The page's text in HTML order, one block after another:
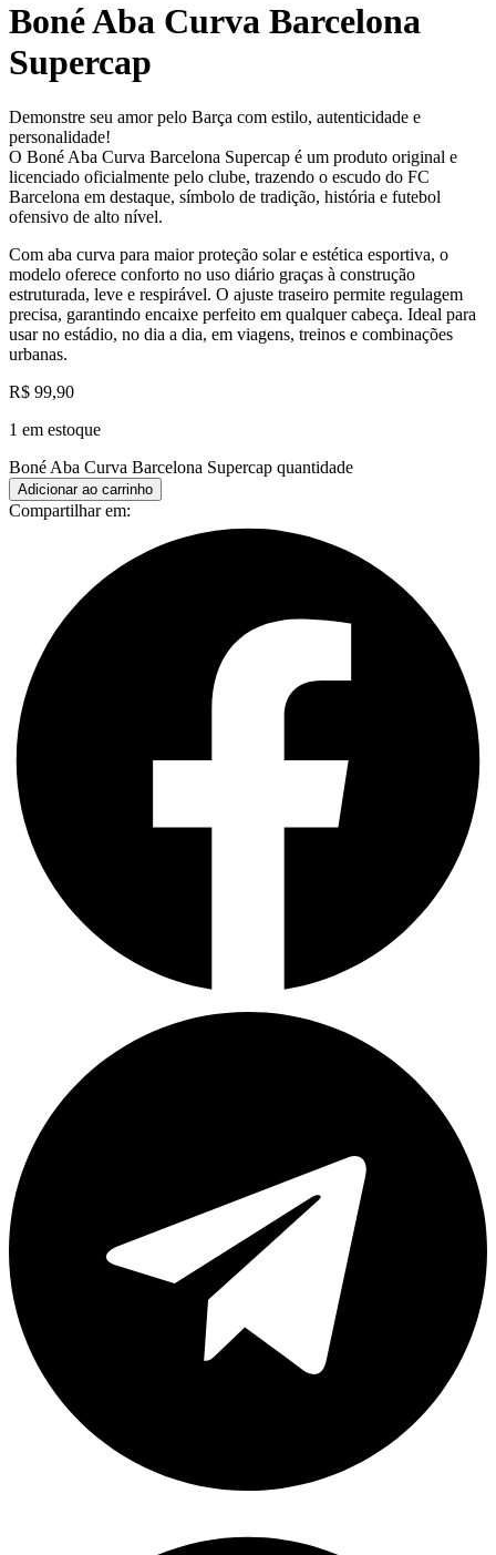
Boné Aba Curva Barcelona
Supercap
Demonstre seu amor pelo Barça com estilo, autenticidade e
personalidade!
O Boné Aba Curva Barcelona Supercap é um produto original e
licenciado oficialmente pelo clube, trazendo o escudo do FC
Barcelona em destaque, símbolo de tradição, história e futebol
ofensivo de alto nível.
Com aba curva para maior proteção solar e estética esportiva, o
modelo oferece conforto no uso diário graças à construção
estruturada, leve e respirável. O ajuste traseiro permite regulagem
precisa, garantindo encaixe perfeito em qualquer cabeça. Ideal para
usar no estádio, no dia a dia, em viagens, treinos e combinações
urbanas.
R$ 99,90
1 em estoque
Boné Aba Curva Barcelona Supercap quantidade
Adicionar ao carrinho
Compartilhar em: